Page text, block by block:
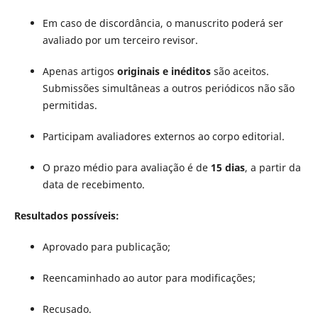
Em caso de discordância, o manuscrito poderá ser
avaliado por um terceiro revisor.
Apenas artigos originais e inéditossão aceitos.
Submissões simultâneas a outros periódicos não são
permitidas.
Participam avaliadores externos ao corpo editorial.
O prazo médio para avaliação é de 15 dias, a partir da
data de recebimento.
Resultados possíveis:
Aprovado para publicação;
Reencaminhado ao autor para modificações;
Recusado.